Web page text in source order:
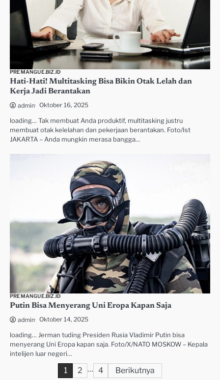
PREMANGUE.BIZ.ID
Hati-Hati! Multitasking Bisa Bikin Otak Lelah dan
Kerja Jadi Berantakan
admin Oktober 16, 2025
loading… Tak membuat Anda produktif, multitasking justru
membuat otak kelelahan dan pekerjaan berantakan. Foto/Ist
JAKARTA – Anda mungkin merasa bangga…
PREMANGUE.BIZ.ID
Putin Bisa Menyerang Uni Eropa Kapan Saja
admin Oktober 14, 2025
loading… Jerman tuding Presiden Rusia Vladimir Putin bisa
menyerang Uni Eropa kapan saja. Foto/X/NATO MOSKOW – Kepala
intelijen luar negeri…
1 2 … 4 Berikutnya